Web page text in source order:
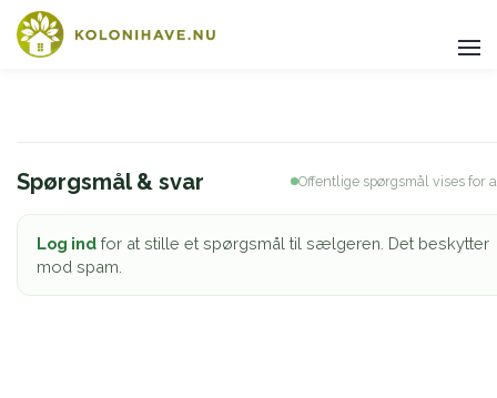
Spørgsmål & svar Offentlige spørgsmål vises for
Log ind for at stille et spørgsmål til sælgeren. Det beskytter
mod spam.